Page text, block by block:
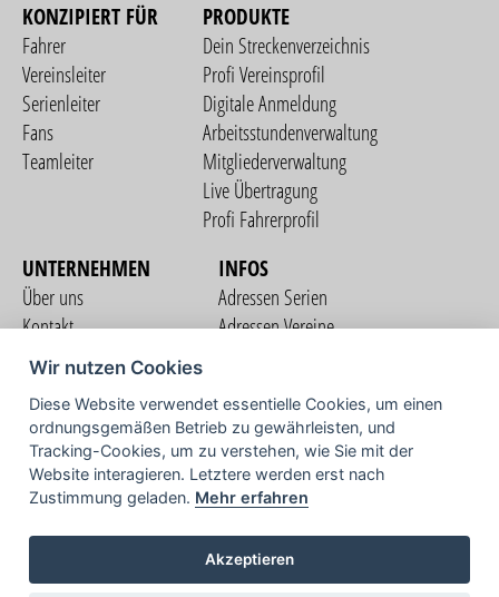
KONZIPIERT FÜR
Fahrer
Vereinsleiter
Serienleiter
Fans
Teamleiter
PRODUKTE
Dein Streckenverzeichnis
Profi Vereinsprofil
Digitale Anmeldung
Arbeitsstundenverwaltung
Mitgliederverwaltung
Live Übertragung
Profi Fahrerprofil
UNTERNEHMEN
Über uns
Kontakt
Nutzungsbedingungen
Datenschutzerklärung
Impressum
INFOS
Adressen Serien
Adressen Vereine
COMMUNITY
TV
Wir nutzen Cookies
Diese Website verwendet essentielle Cookies, um einen
ordnungsgemäßen Betrieb zu gewährleisten, und
Tracking-Cookies, um zu verstehen, wie Sie mit der
Website interagieren. Letztere werden erst nach
Zustimmung geladen. Mehr erfahren
Akzeptieren